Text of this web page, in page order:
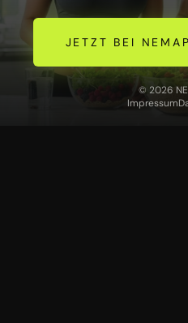
JETZT BEI
© 2026
Impressum